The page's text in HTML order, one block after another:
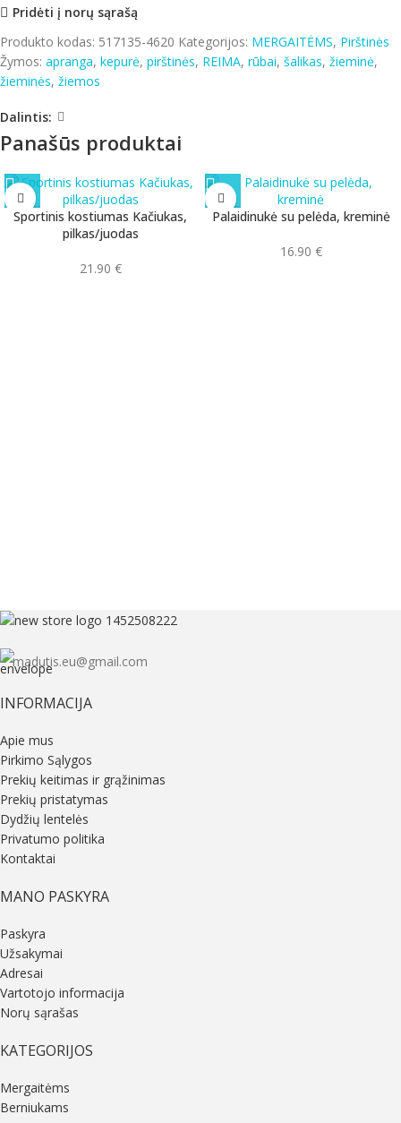
Pridėti į norų sąrašą
Produkto kodas: 517135-4620 Kategorijos: MERGAITĖMS, Pirštinės
Žymos: apranga, kepurė, pirštinės, REIMA, rūbai, šalikas, žieminė,
žieminės, žiemos
Dalintis:
Panašūs produktai
Sportinis kostiumas Kačiukas,
pilkas/juodas
21.90 €
Palaidinukė su pelėda, kreminė
16.90 €
madutis.eu@gmail.com
INFORMACIJA
Apie mus
Pirkimo Sąlygos
Prekių keitimas ir grąžinimas
Prekių pristatymas
Dydžių lentelės
Privatumo politika
Kontaktai
MANO PASKYRA
Paskyra
Užsakymai
Adresai
Vartotojo informacija
Norų sąrašas
KATEGORIJOS
Mergaitėms
Berniukams